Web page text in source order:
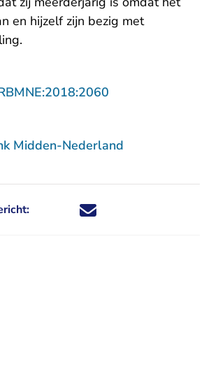
en hijzelf zijn bezig met
Midden-Nederland
Deel dit nieuwsbericht via X -
Deel dit nieuwsbericht via
Deel dit nieuwsbericht
Deel dit